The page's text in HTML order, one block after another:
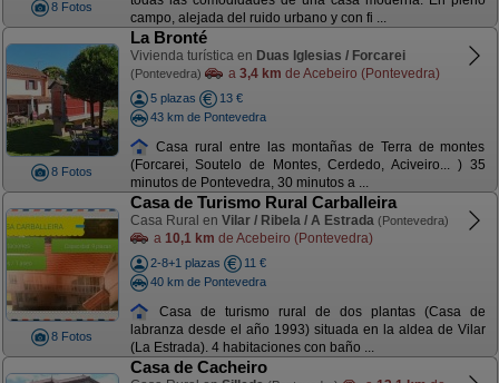
8 Fotos
campo, alejada del ruido urbano y con fi ...
8 Fotos
La Bronté
Vivienda turística en Duas Iglesias / Forcarei
(Pontevedra) a 3,4 km de Acebeiro (Pontevedra)
5 plazas
13 €
43 km de Pontevedra
Casa rural entre las montañas de Terra de montes
(Forcarei, Soutelo de Montes, Cerdedo, Aciveiro... ) 35
minutos de Pontevedra, 30 minutos a ...
8 Fotos
Casa de Turismo Rural Carballeira
Casa Rural en Vilar / Ribela / A Estrada (Pontevedra)
a 10,1 km de Acebeiro (Pontevedra)
2-8+1 plazas
11 €
40 km de Pontevedra
Casa de turismo rural de dos plantas (Casa de
labranza desde el año 1993) situada en la aldea de Vilar
(La Estrada). 4 habitaciones con baño ...
Casa de Cacheiro